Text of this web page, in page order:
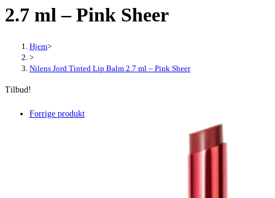
2.7 ml – Pink Sheer
Hjem>
>
Nilens Jord Tinted Lip Balm 2.7 ml – Pink Sheer
Tilbud!
Forrige produkt